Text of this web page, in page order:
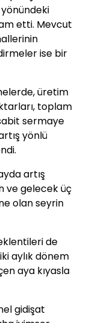
etti. Mevcut
ise bir
üretim
toplam
sermaye
yönlü
artış
ve gelecek üç
olan seyrin
de
aylık dönem
aya kıyasla
gidişat